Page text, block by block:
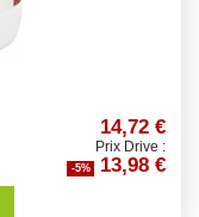
14,72 €
Prix Drive :
-5% 13,98 €